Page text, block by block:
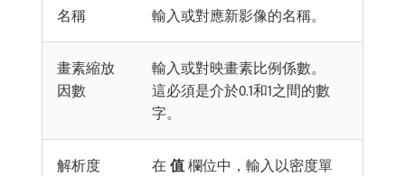
名稱 輸入或對應新影像的名稱。
畫素縮放
因數
輸入或對映畫素比例係數。
這必須是介於0.1和1之間的數
字。
解析度 在 值 欄位中，輸入以密度單